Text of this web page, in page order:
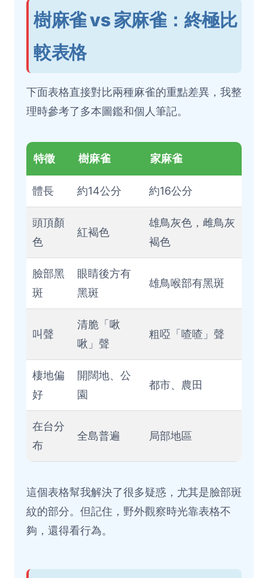
樹麻雀 vs 家麻雀：終極比
較表格
下面表格直接對比兩種麻雀的重點差異，我整
理時參考了多本圖鑑和個人筆記。
特徵 樹麻雀 家麻雀
體長 約14公分 約16公分
頭頂顏
色
紅褐色
雄鳥灰色，雌鳥灰
褐色
臉部黑
斑
眼睛後方有
黑斑
雄鳥喉部有黑斑
叫聲
清脆「啾
啾」聲
粗啞「喳喳」聲
棲地偏
好
開闊地、公
園
都市、農田
在台分
布
全島普遍 局部地區
這個表格幫我解決了很多疑惑，尤其是臉部斑
紋的部分。但記住，野外觀察時光靠表格不
夠，還得看行為。